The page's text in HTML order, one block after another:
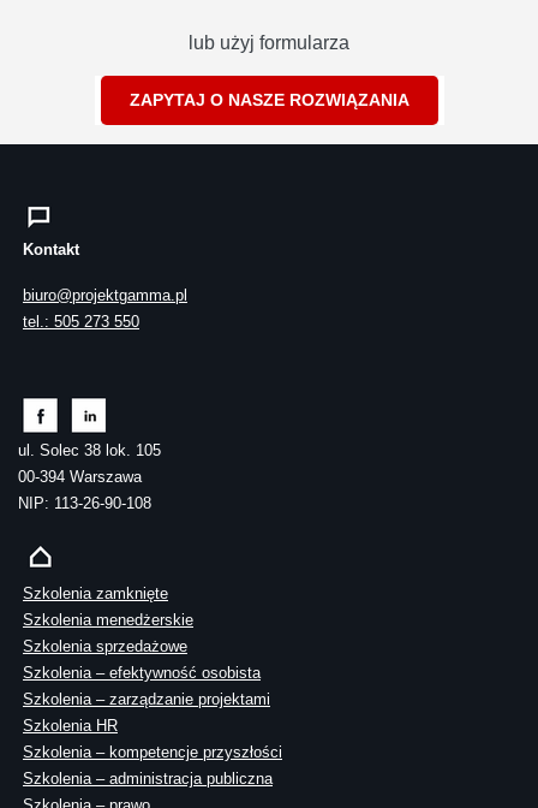
lub użyj formularza
ZAPYTAJ O NASZE ROZWIĄZANIA
Kontakt
biuro@projektgamma.pl
tel.: 505 273 550
ul. Solec 38 lok. 105
00-394 Warszawa
NIP: 113-26-90-108
Szkolenia zamknięte
Szkolenia menedżerskie
Szkolenia sprzedażowe
Szkolenia – efektywność osobista
Szkolenia – zarządzanie projektami
Szkolenia HR
Szkolenia – kompetencje przyszłości
Szkolenia – administracja publiczna